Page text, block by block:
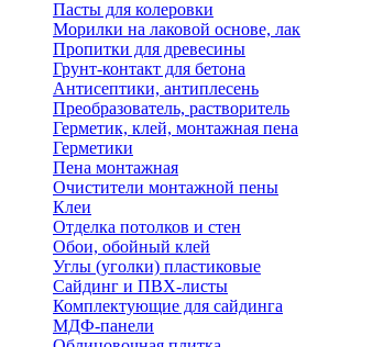
Пасты для колеровки
Морилки на лаковой основе, лак
Пропитки для древесины
Грунт-контакт для бетона
Антисептики, антиплесень
Преобразователь, растворитель
Герметик, клей, монтажная пена
Герметики
Пена монтажная
Очистители монтажной пены
Клеи
Отделка потолков и стен
Обои, обойный клей
Углы (уголки) пластиковые
Сайдинг и ПВХ-листы
Комплектующие для сайдинга
МДФ-панели